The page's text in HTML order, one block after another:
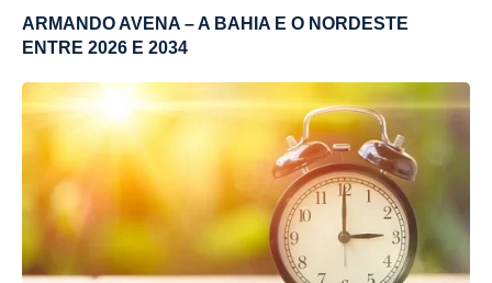
ARMANDO AVENA – A BAHIA E O NORDESTE
ENTRE 2026 E 2034